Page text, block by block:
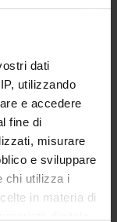
dati
utilizzando
e accedere
fine di
misurare
e sviluppare
chi utilizza i
in materia di